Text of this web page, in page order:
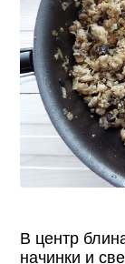
В центр
начинки и